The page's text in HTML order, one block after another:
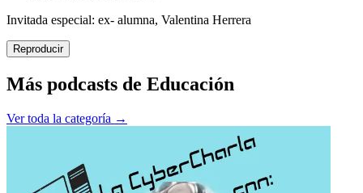
Invitada especial: ex- alumna, Valentina Herrera
Reproducir
Más podcasts de Educación
Ver toda la categoría →